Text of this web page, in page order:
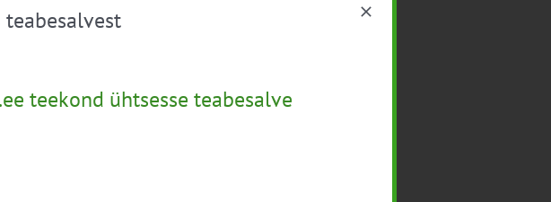
teabesalvest
teekond ühtsesse teabesalve